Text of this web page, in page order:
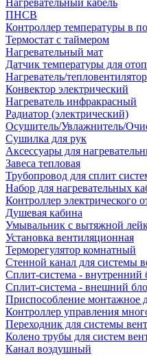
Нагревательный кабель
ПНСВ
Контроллер температуры в
Термостат с таймером
Нагревательный мат
Датчик температуры для
Нагреватель/тепловентилятор
Конвектор электрический
Нагреватель инфракрасный
Радиатор (электрический)
Осушитель/Увлажнитель/
Сушилка для рук
Аксессуары для
Завеса тепловая
Трубопровод для сплит
Набор для нагревательных
Контроллер электрического
Душевая кабина
Умывальник с вытяжной
Установка вентиляционная
Терморегулятор комнатный
Стенной канал для системы
Сплит-система - внутренний
Сплит-система - внешний
Приспособление монтажное
Контроллер управления
Переходник для системы
Колено трубы для систем
Канал воздушный